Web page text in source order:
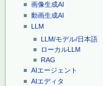
画像生成AI
動画生成AI
LLM
LLM/モデル/日本語
ローカルLLM
RAG
AIエージェント
AIエディタ